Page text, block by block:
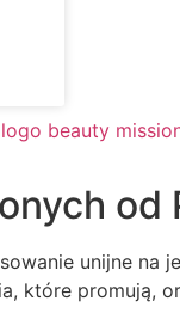
od
unijne na
które promują,